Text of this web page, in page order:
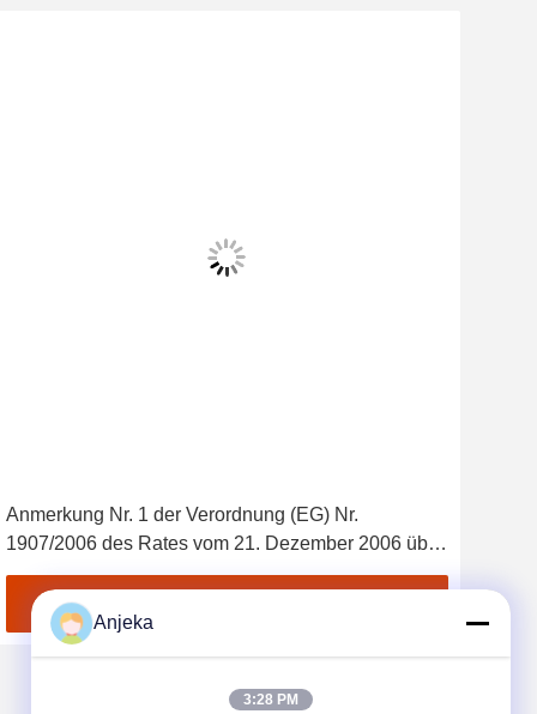
Anmerkung Nr. 1 der Verordnung (EG) Nr.
1907/2006 des Rates vom 21. Dezember 2006 über
die Verpackung von Farbstoffen (ABl.
Anjeka
3:28 PM